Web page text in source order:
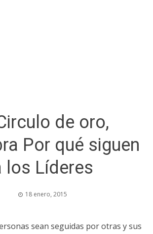
de oro,
Por qué siguen
los Líderes
18 enero, 2015
sean seguidas por otras y sus